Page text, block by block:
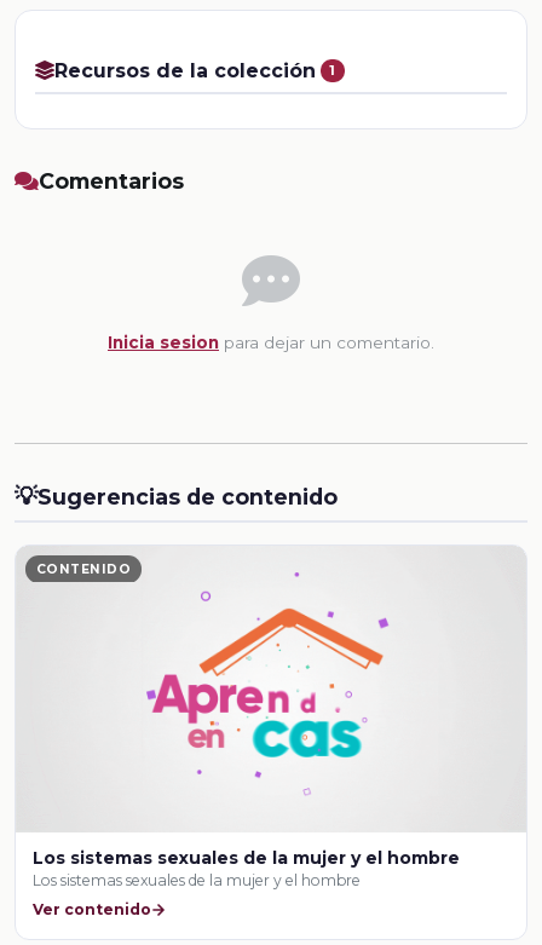
Recursos de la colección 1
Comentarios
Inicia sesion para dejar un comentario.
💡Sugerencias de contenido
CONTENIDO
Los sistemas sexuales de la mujer y el hombre
Los sistemas sexuales de la mujer y el hombre
Ver contenido